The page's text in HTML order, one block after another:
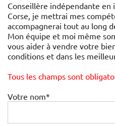
Conseillère indépendante
Corse, je mettrai mes
accompagnerai tout au long
Mon équipe et moi même
vous aider à vendre votre
conditions et dans les
Tous les champs sont
Votre nom*